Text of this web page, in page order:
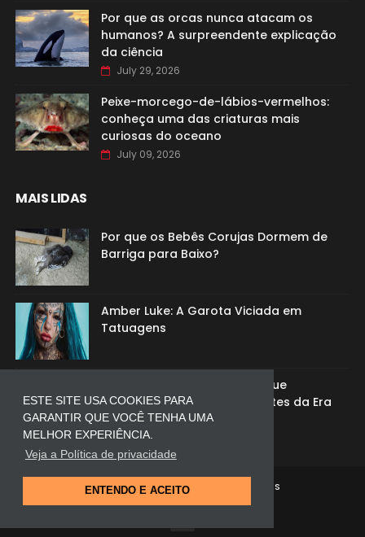
ESTE SITE USA COOKIES PARA
GARANTIR QUE VOCÊ TENHA UMA
MELHOR EXPERIÊNCIA.
Veja a Política de privacidade
ENTENDO E ACEITO
Por que as orcas nunca atacam os
humanos? A surpreendente explicação
da ciência
July 29, 2026
Peixe-morcego-de-lábios-vermelhos:
conheça uma das criaturas mais
curiosas do oceano
July 09, 2026
MAIS LIDAS
Por que os Bebês Corujas Dormem de
Barriga para Baixo?
Amber Luke: A Garota Viciada em
Tatuagens
O Mistério dos Mamutes: O que
Aconteceu com Esses Gigantes da Era
do Gelo?
COPYRIGHT ©2026CLICKCURIOSIDADES